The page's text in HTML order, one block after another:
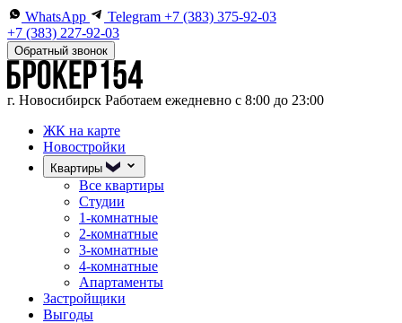
WhatsApp Telegram +7 (383) 375-92-03
+7 (383) 227-92-03
Обратный звонок
г. Новосибирск Работаем ежедневно с 8:00 до 23:00
ЖК на карте
Новостройки
Квартиры
Все квартиры
Студии
1-комнатные
2-комнатные
3-комнатные
4-комнатные
Апартаменты
Застройщики
Выгоды